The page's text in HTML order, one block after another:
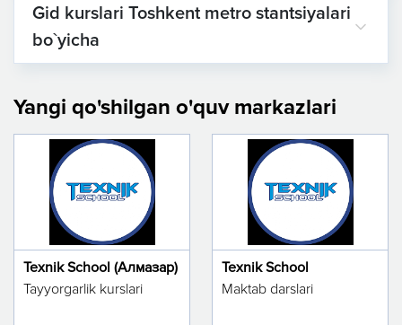
Gid kurslari Toshkent metro stantsiyalari
bo`yicha
Yangi qo'shilgan o'quv markazlari
Texnik School (Алмазар)
Tayyorgarlik kurslari
Texnik School
Maktab darslari